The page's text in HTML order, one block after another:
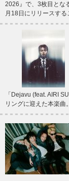
2026』で、3枚目とな
月18日にリリースす
「Dejavu (feat. AIRI
リングに迎えた本楽